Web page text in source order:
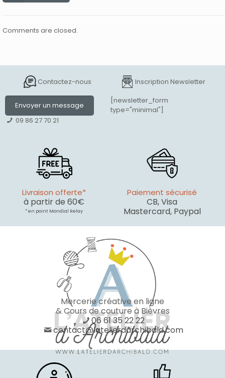
Comments are closed.
Contactez-nous
Envoyer un message
09 86 27 70 21
Inscription Newsletter
[newsletter_form
type="minimal"]
Livraison offerte*
à partir de 60€
* en point Mondial Relay
Paiement sécurisé
CB, Visa
Mastercard, Paypal
Mercerie créative en ligne
& Cours de couture à Bièvres
06 61 35 22 22
contact@latelierdarchibald.com